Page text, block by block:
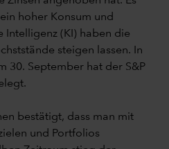
hoher Konsum und
Intelligenz (KI) haben die
steigen lassen. In
30. September hat der S&P
bestätigt, dass man mit
und Portfolios